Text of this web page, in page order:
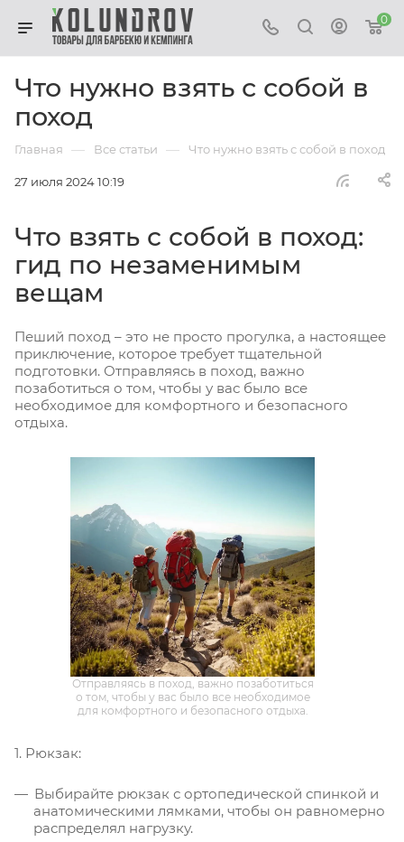
0
Что нужно взять с собой в
поход
Главная — Все статьи — Что нужно взять с собой в поход
27 июля 2024 10:19
Что взять с собой в поход:
гид по незаменимым
вещам
Пеший поход – это не просто прогулка, а настоящее
приключение, которое требует тщательной
подготовки. Отправляясь в поход, важно
позаботиться о том, чтобы у вас было все
необходимое для комфортного и безопасного
отдыха.
Отправляясь в поход, важно позаботиться
о том, чтобы у вас было все необходимое
для комфортного и безопасного отдыха.
1. Рюкзак:
Выбирайте рюкзак с ортопедической спинкой и
анатомическими лямками, чтобы он равномерно
распределял нагрузку.